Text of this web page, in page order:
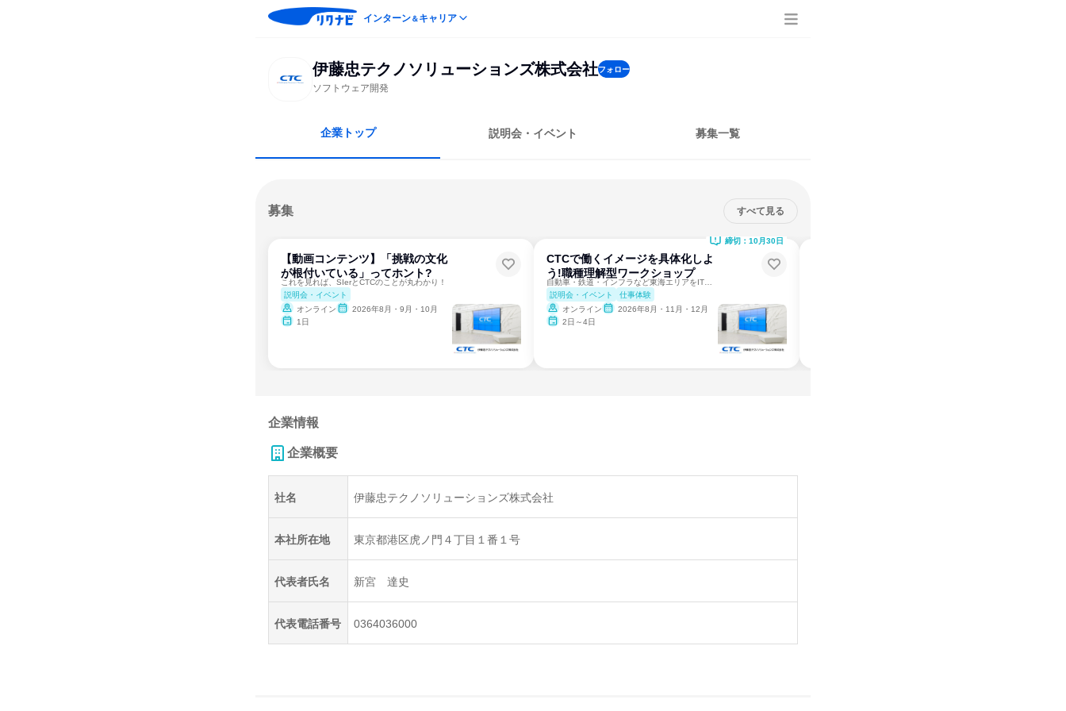
インターン＆キャリア
伊藤忠テクノソリューションズ株式会社フォロー
ソフトウェア開発
企業トップ 説明会・イベント 募集一覧
募集 すべて見る
【動画コンテンツ】「挑戦の文化
が根付いている」ってホント?
これを見れば、SIerとCTCのことが丸わかり！
説明会・イベント
オンライン
2026年8月・9月・10月
1日
CTCで働くイメージを具体化しよ
う!職種理解型ワークショップ
説明会・イベント
仕事体験
オンライン
2026年8月・11月・12月
2日～4日
締切：10月30日
企業情報
企業概要
社名 伊藤忠テクノソリューションズ株式会社
本社所在地 東京都港区虎ノ門４丁目１番１号
代表者氏名 新宮 達史
代表電話番号 0364036000